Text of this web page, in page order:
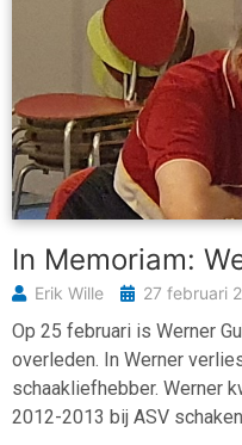
In Memoriam:
Erik Wille 27 februari
Op 25 februari is Werner
overleden. In Werner
schaakliefhebber. Werner
2012-2013 bij ASV